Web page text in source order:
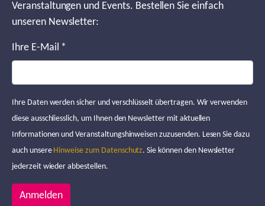
Veranstaltungen und Events. Bestellen Sie einfach
unseren Newsletter:
Ihre E-Mail *
Ihre Daten werden sicher und verschlüsselt übertragen. Wir verwenden
diese ausschliesslich, um Ihnen den Newsletter mit aktuellen
Informationen und Veranstaltungshinweisen zuzusenden. Lesen Sie dazu
auch unsere Hinweise zum Datenschutz. Sie können den Newsletter
jederzeit wieder abbestellen.
Anmelden